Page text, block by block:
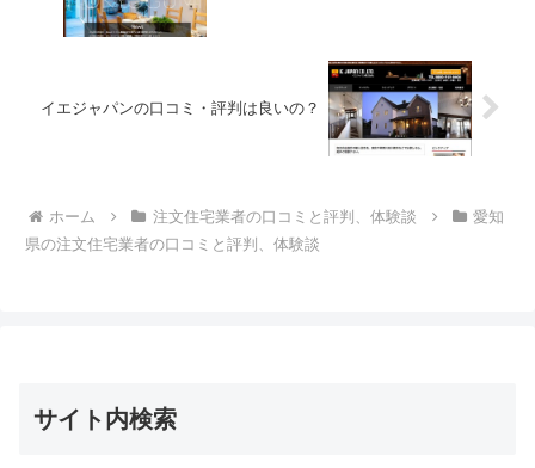
イエジャパンの口コミ・評判は良いの？
ホーム 注文住宅業者の口コミと評判、体験談
愛知
県の注文住宅業者の口コミと評判、体験談
サイト内検索